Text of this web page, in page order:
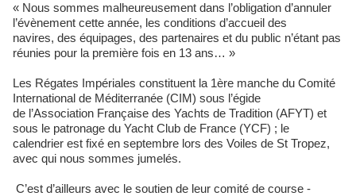
« Nous sommes malheureusement dans l’obligation d’annuler
l’évènement cette année, les conditions d’accueil des
navires, des équipages, des partenaires et du public n’étant pas
réunies pour la première fois en 13 ans… »
Les Régates Impériales constituent la 1ère manche du Comité
International de Méditerranée (CIM) sous l’égide
de l’Association Française des Yachts de Tradition (AFYT) et
sous le patronage du Yacht Club de France (YCF) ; le
calendrier est fixé en septembre lors des Voiles de St Tropez,
avec qui nous sommes jumelés.
C’est d’ailleurs avec le soutien de leur comité de course -